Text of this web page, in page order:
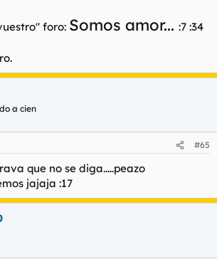
foro: Somos amor... :7 :34
a cien
#65
que no se diga.....peazo
jajaja :17